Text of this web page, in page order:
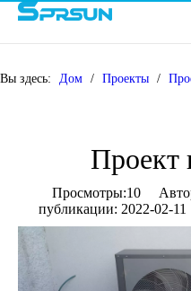
Вы здесь: Дом / Проекты /
Проект
Просмотры:10
публикации: 2022-02-